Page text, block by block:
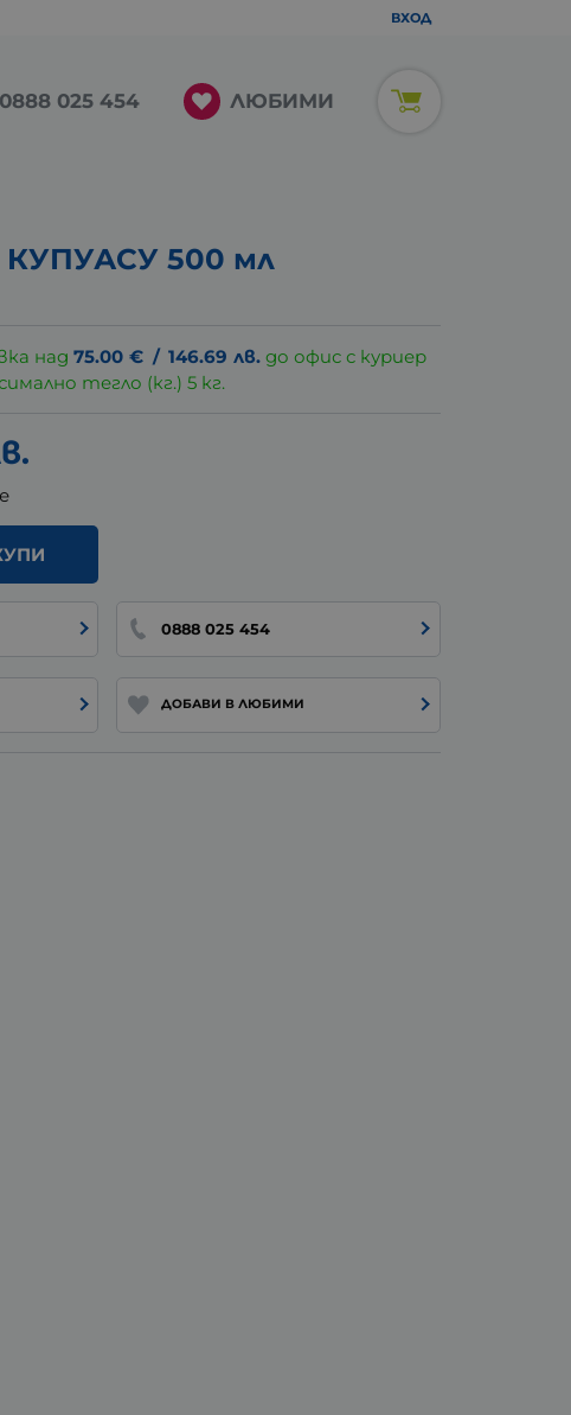
ВХОД
0888 025 454 ЛЮБИМИ
500 мл
над75.00 € / 146.69 лв. до офис с куриер
тегло (кг.) 5 кг.
0888 025 454
ДОБАВИ В ЛЮБИМИ